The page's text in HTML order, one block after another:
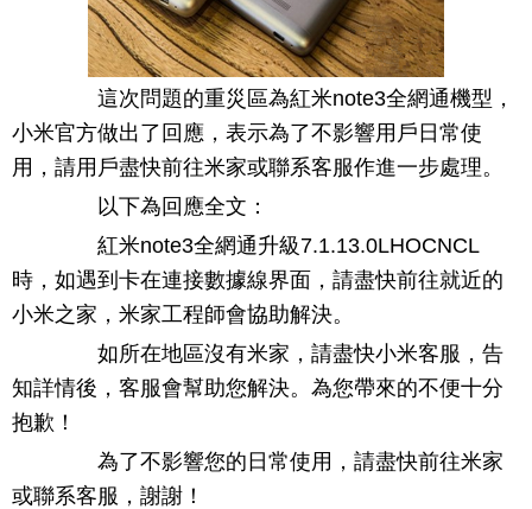
這次問題的重災區為紅米note3全網通機型，
小米官方做出了回應，表示為了不影響用戶日常使
用，請用戶盡快前往米家或聯系客服作進一步處理。
以下為回應全文：
紅米note3全網通升級7.1.13.0LHOCNCL
時，如遇到卡在連接數據線界面，請盡快前往就近的
小米之家，米家工程師會協助解決。
如所在地區沒有米家，請盡快小米客服，告
知詳情後，客服會幫助您解決。為您帶來的不便十分
抱歉！
為了不影響您的日常使用，請盡快前往米家
或聯系客服，謝謝！